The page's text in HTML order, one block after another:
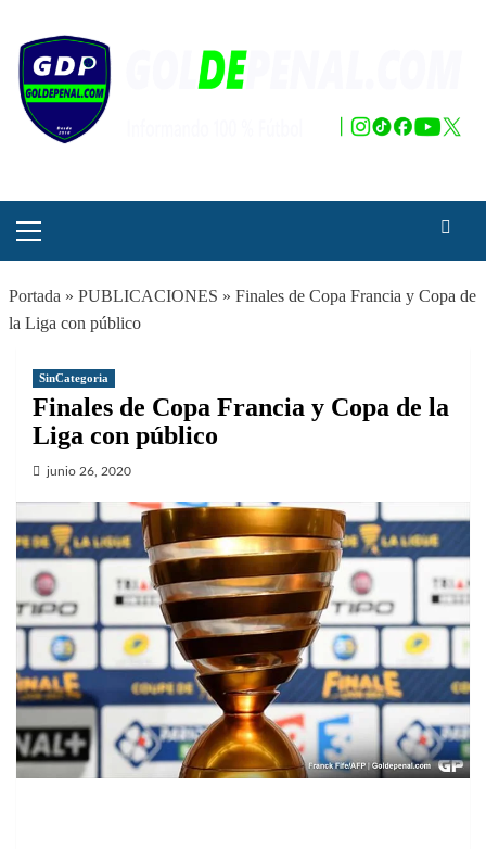
contenido
principal
Portada » PUBLICACIONES » Finales de Copa Francia y Copa de
la Liga con público
SinCategoria
Finales de Copa Francia y Copa de la
Liga con público
junio 26, 2020